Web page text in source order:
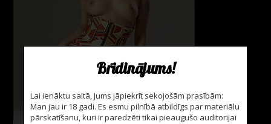
Brīdinājums!
Lai ienāktu saitā, Jums jāpiekrīt sekojošām prasībām:
Man jau ir 18 gadi. Es esmu pilnībā atbildīgs par materiālu
pārskatīšanu, kuri ir paredzēti tikai pieaugušo auditorijai